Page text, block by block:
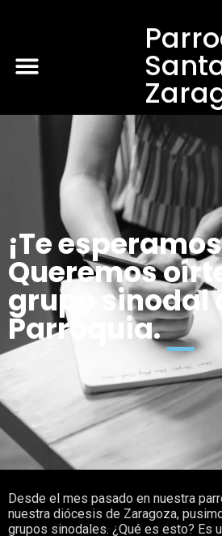
¡Te
Queremos
grupo sinodal
Parroquia.
Desde el mes pasado en nuestra
nuestra diócesis de Zaragoza,
grupos sinodales. ¿Qué es esto? Es